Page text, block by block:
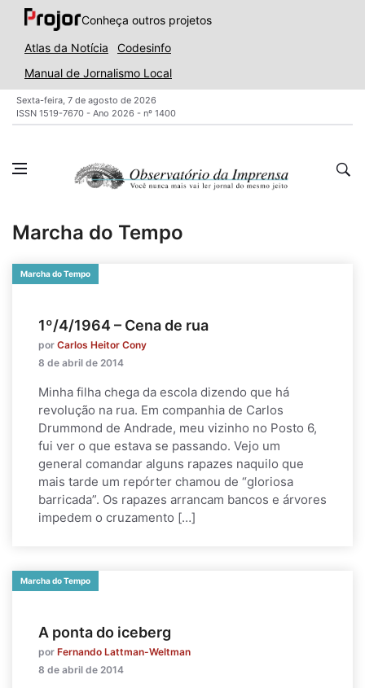
Conheça outros projetos
Atlas da Notícia
Codesinfo
Manual de Jornalismo Local
Sexta-feira, 7 de agosto de 2026
ISSN 1519-7670 - Ano 2026 - nº 1400
Marcha do Tempo
Marcha do Tempo
1º/4/1964 – Cena de rua
por Carlos Heitor Cony
8 de abril de 2014
Minha filha chega da escola dizendo que há
revolução na rua. Em companhia de Carlos
Drummond de Andrade, meu vizinho no Posto 6,
fui ver o que estava se passando. Vejo um
general comandar alguns rapazes naquilo que
mais tarde um repórter chamou de “gloriosa
barricada”. Os rapazes arrancam bancos e árvores
impedem o cruzamento […]
Marcha do Tempo
A ponta do iceberg
por Fernando Lattman-Weltman
8 de abril de 2014